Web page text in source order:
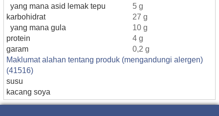
yang mana asid lemak tepu
5 g
karbohidrat
27 g
yang mana gula
10 g
protein
4 g
garam
0,2 g
Maklumat alahan tentang produk (mengandungi alergen)
(41516)
susu
kacang soya